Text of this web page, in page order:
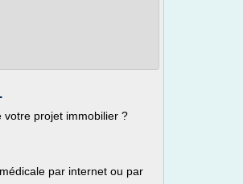
votre projet immobilier ?
par internet ou par